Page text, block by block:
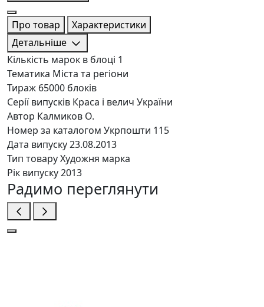
Про товар
Характеристики
Детальніше
Кількість марок в блоці 1
Тематика Міста та регіони
Тираж 65000 блоків
Серії випусків Краса і велич України
Автор Калмиков О.
Номер за каталогом Укрпошти 115
Дата випуску23.08.2013
Тип товаруХудожня марка
Рік випуску2013
Радимо переглянути